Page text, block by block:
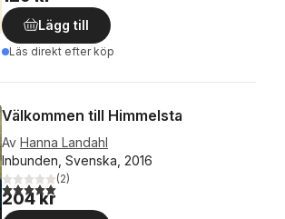
Lägg till
Läs direkt efter köp
Välkommen till Himmelsta
Av Hanna Landahl
Inbunden, Svenska, 2016
5,0utav 5 stjärnor. Totalt antal röster:
(2)
204 kr